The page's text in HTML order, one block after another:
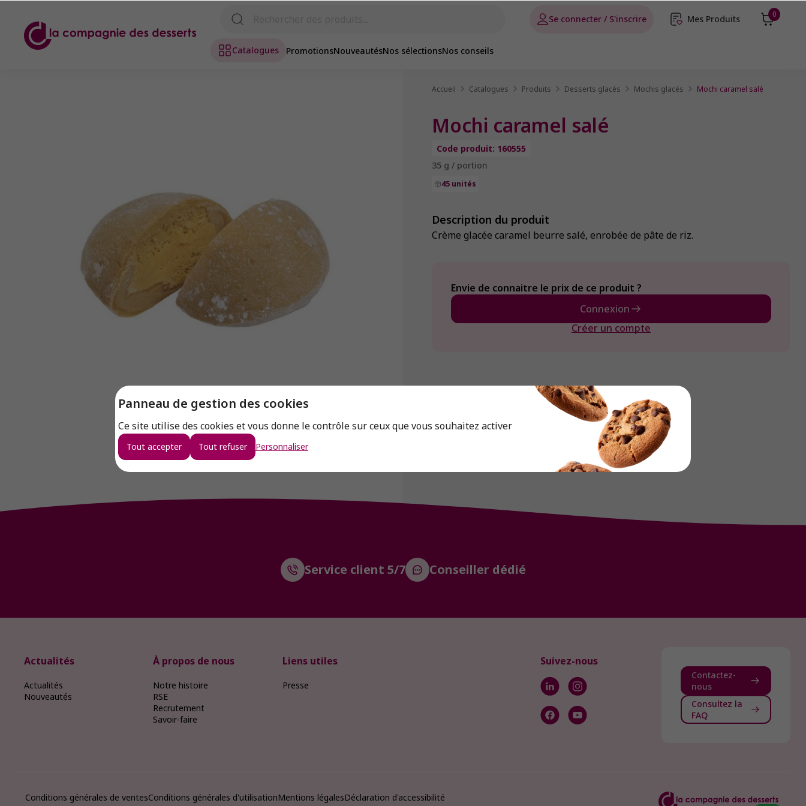
Panneau de gestion des cookies
Ce site utilise des cookies et vous donne le contrôle sur ceux que vous souhaitez activer
Tout accepter Tout refuser Personnaliser
Se connecter / S'inscrire 0
Mes Produits
Catalogues PromotionsNouveautésNos sélectionsNos conseils
Accueil Catalogues Produits Desserts glacés Mochis glacés Mochi caramel salé
Mochi caramel salé
Code produit: 160555
35 g / portion
45 unités
Description du produit
Crème glacée caramel beurre salé, enrobée de pâte de riz.
Envie de connaitre le prix de ce produit ?
Connexion
Créer un compte
Service client 5/7 Conseiller dédié
Actualités
Actualités
Nouveautés
À propos de nous
Notre histoire
RSE
Recrutement
Savoir-faire
Liens utiles
Presse
Suivez-nous
Contactez-
nous
Consultez la
FAQ
Conditions générales de ventesConditions générales d'utilisationMentions légalesDéclaration d'accessibilité